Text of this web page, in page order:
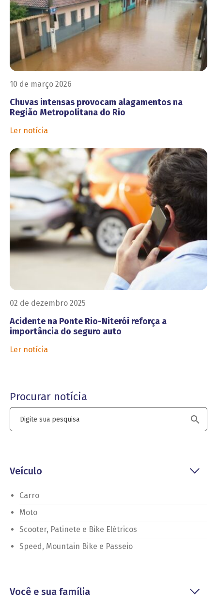
10 de março 2026
Chuvas intensas provocam alagamentos na
Região Metropolitana do Rio
Ler notícia
02 de dezembro 2025
Acidente na Ponte Rio-Niterói reforça a
importância do seguro auto
Ler notícia
Procurar notícia
Veículo
Carro
Moto
Scooter, Patinete e Bike Elétricos
Speed, Mountain Bike e Passeio
Você e sua família